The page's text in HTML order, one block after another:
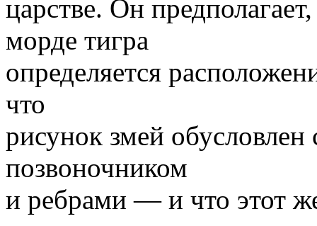
царстве. Он
морде тигра
определяется
что
рисунок змей
позвоночником
и ребрами — и что этот